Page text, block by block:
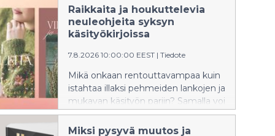
asiantuntevaa historiankirjoitusta
samaan aikaan.
Raikkaita ja houkuttelevia
neuleohjeita syksyn
käsityökirjoissa
7.8.2026 10:00:00 EEST | Tiedote
Mikä onkaan rentouttavampaa kuin
istahtaa illaksi pehmeiden lankojen ja
mukavan käsityön pariin? Samalla voi
luoda uuden ja kauniin vaatteen ja
asusteen, josta voi tulla lempineule
Miksi pysyvä muutos ja